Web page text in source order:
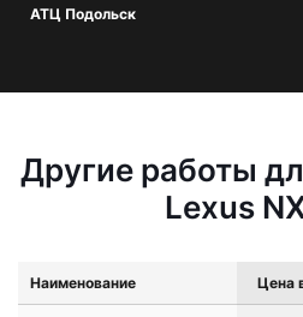
АТЦ Подольск
Другие работы
Lexus
Наименование Цена